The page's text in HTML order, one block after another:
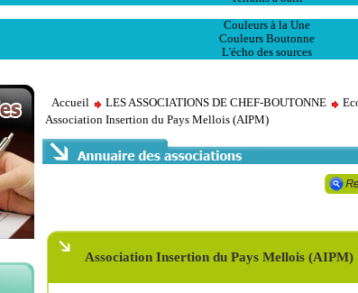
Couleurs à la Une
Couleurs Boutonne
L'écho des sources
Accueil LES ASSOCIATIONS DE CHEF-BOUTONNE
Association Insertion du Pays Mellois (AIPM)
Association Insertion du Pays Mellois (AIPM)